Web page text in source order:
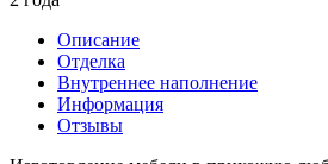
Описание
Отделка
Внутреннее наполнение
Информация
Отзывы